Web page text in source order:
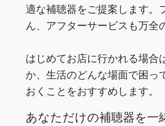
適な補聴器をご提案します。
ん、アフターサービスも万全
はじめてお店に行かれる場合
か、生活のどんな場面で困っ
おくことをおすすめします。
あなただけの補聴器を一